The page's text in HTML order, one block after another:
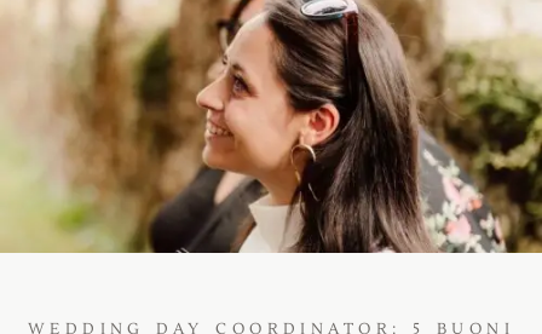
CONTATTI
BLOG
WEDDING DAY COORDINATOR: 5 BUONI